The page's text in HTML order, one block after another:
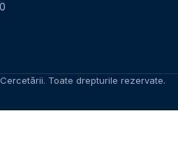
Toate drepturile rezervate.